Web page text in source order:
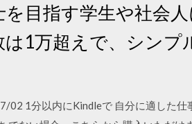
目指す学生や社会
1万超えで、シンプ
1分以内にKindleで 自分に適した仕